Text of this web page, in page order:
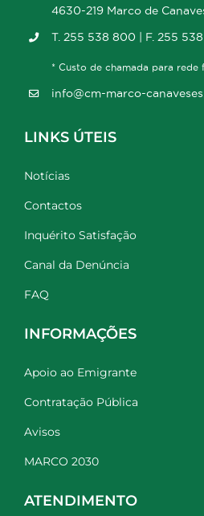
4630-219 Marco de
T. 255 538 800 | F. 255
* Custo de chamada para rede
info@cm-marco-
LINKS ÚTEIS
Notícias
Contactos
Inquérito Satisfação
Canal da Denúncia
FAQ
INFORMAÇÕES
Apoio ao Emigrante
Contratação Pública
Avisos
MARCO 2030
ATENDIMENTO